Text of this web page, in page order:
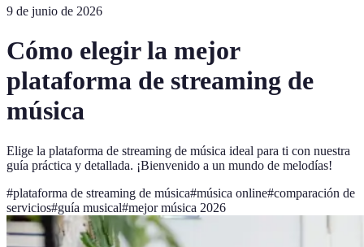
9 de junio de 2026
Cómo elegir la mejor
plataforma de streaming de
música
Elige la plataforma de streaming de música ideal para ti con nuestra
guía práctica y detallada. ¡Bienvenido a un mundo de melodías!
#plataforma de streaming de música#música online#comparación de
servicios#guía musical#mejor música 2026